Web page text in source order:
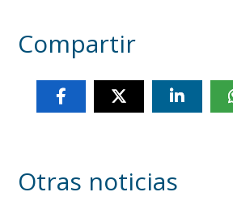
Compartir
Otras noticias